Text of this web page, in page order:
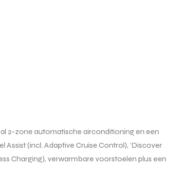
2-zone automatische airconditioning en een
(incl. Adaptive Cruise Control), ‘Discover
Charging), verwarmbare voorstoelen plus een